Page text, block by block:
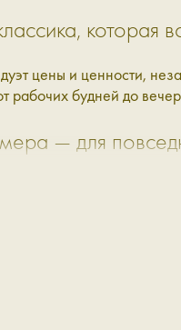
которая
цены и ценности,
рабочих будней до
— для
деталей:
они аккуратные,
от